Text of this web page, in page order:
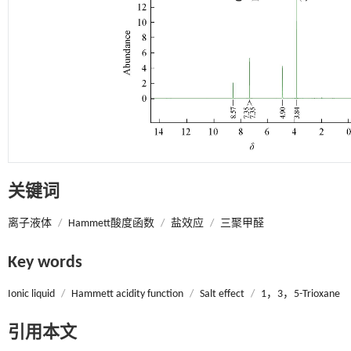
关键词
离子液体 / Hammett酸度函数 / 盐效应 / 三聚甲醛
Key words
Ionic liquid / Hammett acidity function / Salt effect / 1，3，5-Trioxane
引用本文